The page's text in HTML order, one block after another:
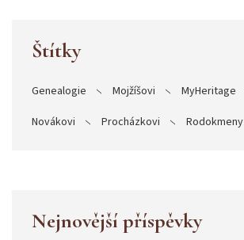
Štítky
Genealogie Mojžíšovi MyHeritage
Novákovi
Procházkovi Rodokmeny
Nejnovější příspěvky